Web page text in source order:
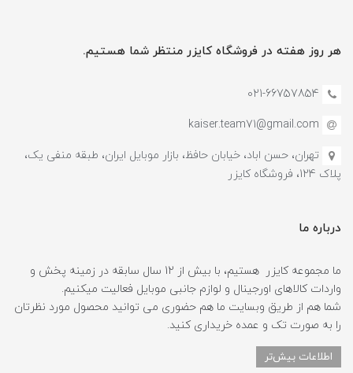
هر روز هفته در فروشگاه کایزر منتظر شما هستیم.
021-66757854
kaiser.team71@gmail.com
تهران، حسن اباد، خیابان حافظ، بازار موبایل ایران، طبقه منفی یک،
پلاک 124، فروشگاه کایزر
درباره ما
ما مجموعه کایزر هستیم، با بیش از 12 سال سابقه در زمینه پخش و
واردات کالاهای اورجینال و لوازم جانبی موبایل فعالیت میکنیم.
شما هم از طریق وبسایت ما هم حضوری می توانید محصول مورد نظرتان
را به صورت تک و عمده خریداری کنید.
اطلاعات بیش‌تر